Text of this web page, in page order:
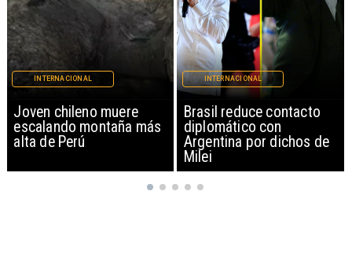
Brasil reduce contacto
diplomático con
Argentina por dichos de
INTERNACIONAL
China restringe
exportación de drones a
EEUU y sanciona
empresas
INTERNACIONAL